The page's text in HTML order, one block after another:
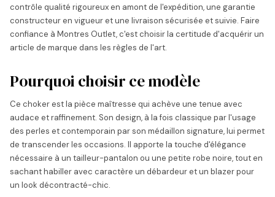
contrôle qualité rigoureux en amont de l'expédition, une garantie
constructeur en vigueur et une livraison sécurisée et suivie. Faire
confiance à Montres Outlet, c'est choisir la certitude d'acquérir un
article de marque dans les règles de l'art.
Pourquoi choisir ce modèle
Ce choker est la pièce maîtresse qui achève une tenue avec
audace et raffinement. Son design, à la fois classique par l'usage
des perles et contemporain par son médaillon signature, lui permet
de transcender les occasions. Il apporte la touche d'élégance
nécessaire à un tailleur-pantalon ou une petite robe noire, tout en
sachant habiller avec caractère un débardeur et un blazer pour
un look décontracté-chic.